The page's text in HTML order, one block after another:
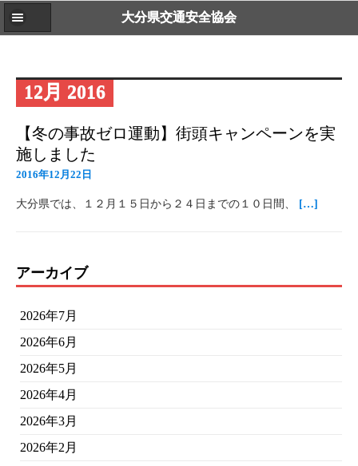
大分県交通安全協会
12月 2016
【冬の事故ゼロ運動】街頭キャンペーンを実
施しました
2016年12月22日
大分県では、１２月１５日から２４日までの１０日間、 […]
アーカイブ
2026年7月
2026年6月
2026年5月
2026年4月
2026年3月
2026年2月